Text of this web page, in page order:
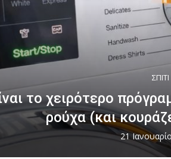
ΣΠΙΤΙ
το χειρότερο
ρούχα (και
21